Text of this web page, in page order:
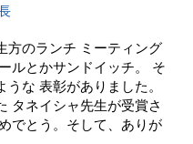
方のランチ ミーティング
ルとかサンドイッチ。 そ
な 表彰がありました。
タネイシャ先生が受賞さ
でとう。そして、ありが